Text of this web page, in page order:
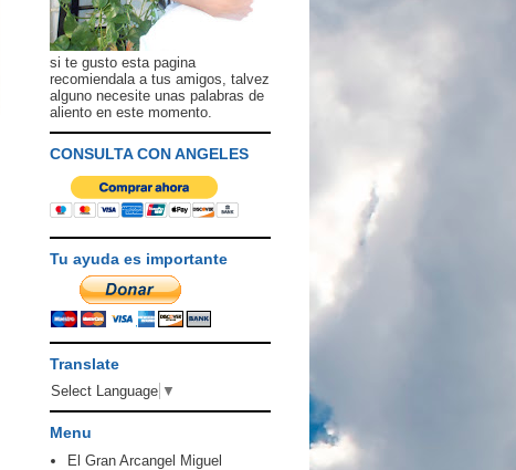
si te gusto esta pagina
recomiendala a tus amigos, talvez
alguno necesite unas palabras de
aliento en este momento.
CONSULTA CON ANGELES
Tu ayuda es importante
Translate
Select Language ▼
Menu
El Gran Arcangel Miguel